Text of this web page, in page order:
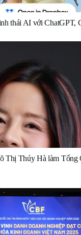
thái AI với ChatGPT,
Thị Thúy Hà làm